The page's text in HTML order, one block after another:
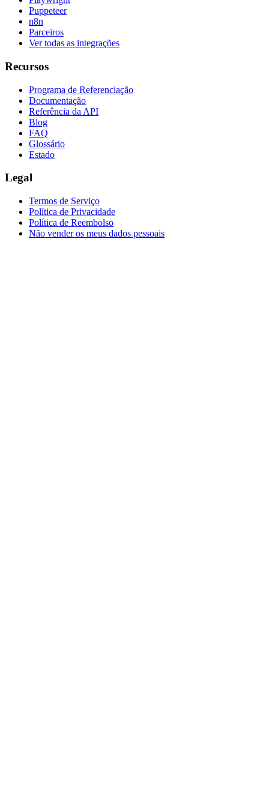
Puppeteer
n8n
Parceiros
Ver todas as integrações
Recursos
Programa de Referenciação
Documentação
Referência da API
Blog
FAQ
Glossário
Estado
Legal
Termos de Serviço
Política de Privacidade
Política de Reembolso
Não vender os meus dados pessoais